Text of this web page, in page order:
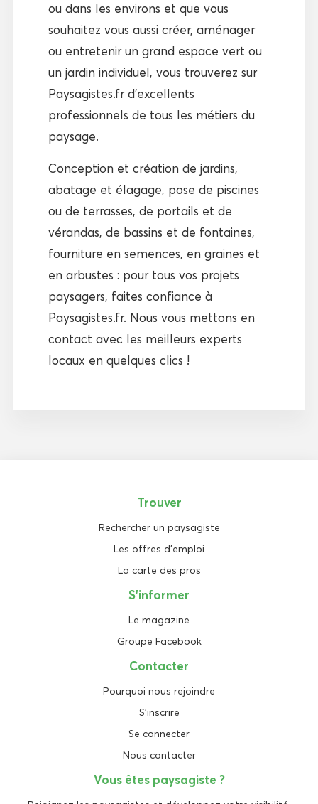
ou dans les environs et que vous
souhaitez vous aussi créer, aménager
ou entretenir un grand espace vert ou
un jardin individuel, vous trouverez sur
Paysagistes.fr d’excellents
professionnels de tous les métiers du
paysage.
Conception et création de jardins,
abatage et élagage, pose de piscines
ou de terrasses, de portails et de
vérandas, de bassins et de fontaines,
fourniture en semences, en graines et
en arbustes : pour tous vos projets
paysagers, faites confiance à
Paysagistes.fr. Nous vous mettons en
contact avec les meilleurs experts
locaux en quelques clics !
Trouver
Rechercher un paysagiste
Les offres d'emploi
La carte des pros
S'informer
Le magazine
Groupe Facebook
Contacter
Pourquoi nous rejoindre
S'inscrire
Se connecter
Nous contacter
Vous êtes paysagiste ?